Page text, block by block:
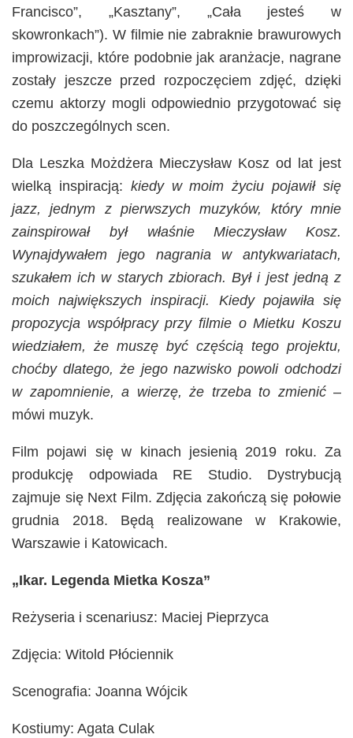
Francisco”, „Kasztany”, „Cała jesteś w
skowronkach”). W filmie nie zabraknie brawurowych
improwizacji, które podobnie jak aranżacje, nagrane
zostały jeszcze przed rozpoczęciem zdjęć, dzięki
czemu aktorzy mogli odpowiednio przygotować się
do poszczególnych scen.
Dla Leszka Możdżera Mieczysław Kosz od lat jest
wielką inspiracją: kiedy w moim życiu pojawił się
jazz, jednym z pierwszych muzyków, który mnie
zainspirował był właśnie Mieczysław Kosz.
Wynajdywałem jego nagrania w antykwariatach,
szukałem ich w starych zbiorach. Był i jest jedną z
moich największych inspiracji. Kiedy pojawiła się
propozycja współpracy przy filmie o Mietku Koszu
wiedziałem, że muszę być częścią tego projektu,
choćby dlatego, że jego nazwisko powoli odchodzi
w zapomnienie, a wierzę, że trzeba to zmienić–
mówi muzyk.
Film pojawi się w kinach jesienią 2019 roku. Za
produkcję odpowiada RE Studio. Dystrybucją
zajmuje się Next Film. Zdjęcia zakończą się połowie
grudnia 2018. Będą realizowane w Krakowie,
Warszawie i Katowicach.
„Ikar. Legenda Mietka Kosza”
Reżyseria i scenariusz: Maciej Pieprzyca
Zdjęcia: Witold Płóciennik
Scenografia: Joanna Wójcik
Kostiumy: Agata Culak